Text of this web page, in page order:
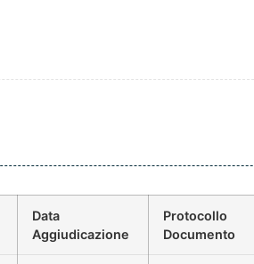
Data
Aggiudicazione
Protocollo
Documento